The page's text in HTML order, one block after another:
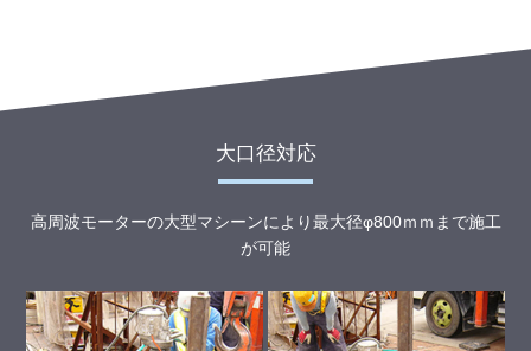
大口径対応
高周波モーターの大型マシーンにより最大径φ800ｍｍまで施工
が可能